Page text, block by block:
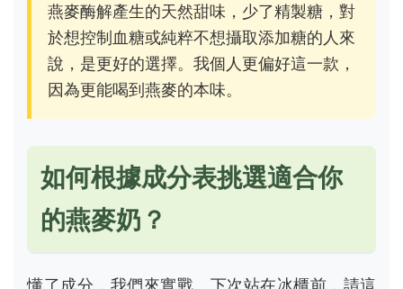
燕麥酶解產生的天然甜味，少了精製糖，對
於想控制血糖或純粹不想攝取添加糖的人來
說，是更好的選擇。我個人更偏好這一款，
因為更能喝到燕麥的本味。
如何根據成分表挑選適合你
的燕麥奶？
懂了成分，我們來實戰。下次站在冰櫃前，請這